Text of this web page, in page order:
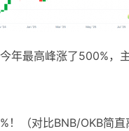
年最高峰涨了500%，
（对比BNB/OKB简直